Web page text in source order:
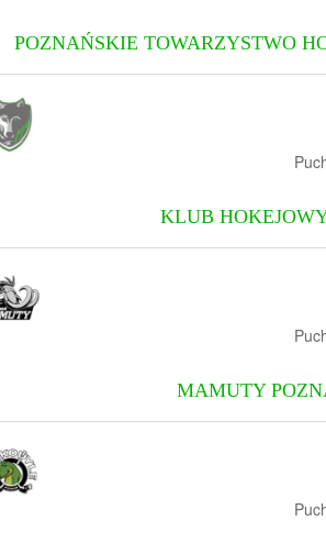
POZNAŃSKIE TOWARZYSTWO
KLUB
MAMUTY